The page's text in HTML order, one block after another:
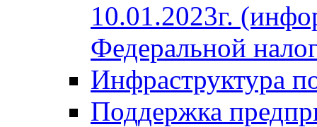
10.01.2023г.
Федеральной
Инфраструктура
Поддержка